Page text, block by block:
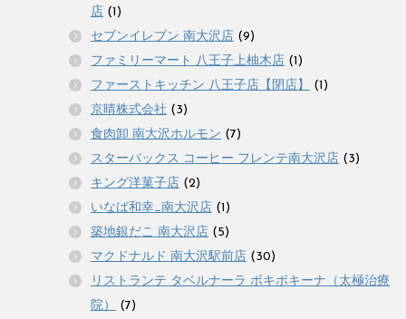
店 (1)
セブンイレブン 南大沢店 (9)
ファミリーマート 八王子上柚木店 (1)
ファーストキッチン 八王子店【閉店】
(1)
京晴株式会社 (3)
食肉卸 南大沢ホルモン (7)
スターバックス コーヒー フレンテ南大沢店 (3)
キング洋菓子店 (2)
いなば和幸_南大沢店 (1)
築地銀だこ 南大沢店 (5)
マクドナルド 南大沢駅前店 (30)
リストランテ タベルナーラ ボキボキーナ（太極治療
院）
(7)